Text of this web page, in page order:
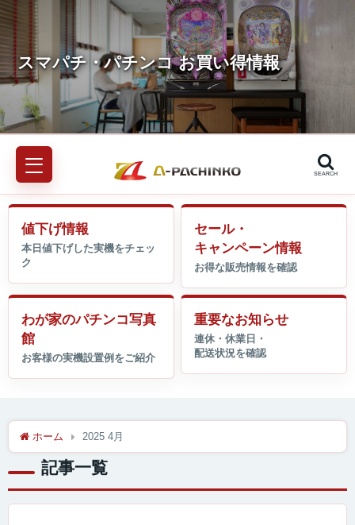
SEARCH
値下げ情報
セール・
キャンペーン情報
わが家のパチンコ写真
館
重要なお知らせ
ホーム 2025 4月
記事一覧